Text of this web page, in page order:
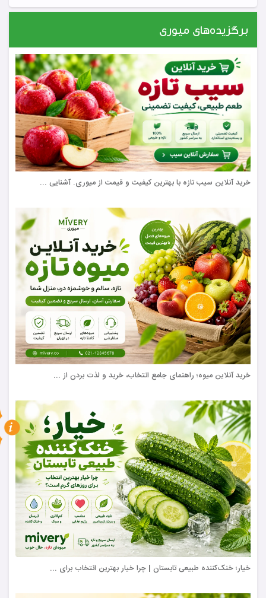
برگزیده‌های میوری
خرید آنلاین سیب تازه با بهترین کیفیت و قیمت از میوری. آشنایی ...
خرید آنلاین میوه؛ راهنمای جامع انتخاب، خرید و لذت بردن از ...
خیار؛ خنک‌کننده طبیعی تابستان | چرا خیار بهترین انتخاب برای ...